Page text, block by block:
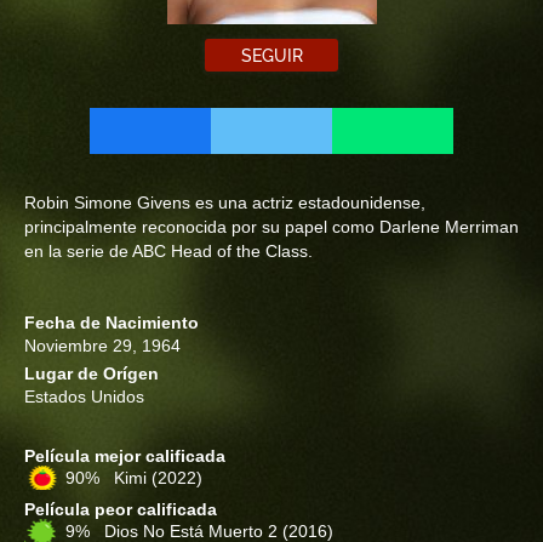
SEGUIR
Robin Simone Givens es una actriz estadounidense,
principalmente reconocida por su papel como Darlene Merriman
en la serie de ABC Head of the Class.
Fecha de Nacimiento
Noviembre 29, 1964
Lugar de Orígen
Estados Unidos
Película mejor calificada
90% Kimi (2022)
Película peor calificada
9% Dios No Está Muerto 2 (2016)